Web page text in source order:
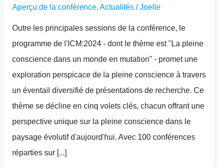
Aperçu de la conférence, Actualités/Joelle
Outre les principales sessions de la conférence, le
programme de l'ICM:2024 - dont le thème est "La pleine
conscience dans un monde en mutation" - promet une
exploration perspicace de la pleine conscience à travers
un éventail diversifié de présentations de recherche. Ce
thème se décline en cinq volets clés, chacun offrant une
perspective unique sur la pleine conscience dans le
paysage évolutif d'aujourd'hui. Avec 100 conférences
réparties sur [...]